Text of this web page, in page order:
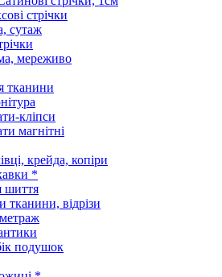
стрічки
сутаж
мереживо
тканини
кліпси
магнітні
крейда, копіри
*
шиття
тканини, відрізи
подушок